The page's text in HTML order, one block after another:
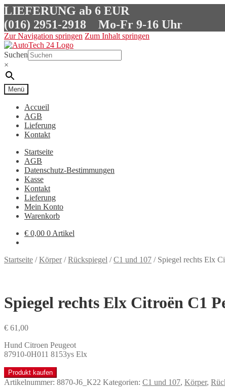
LIEFERUNG ab 6 EUR
(016) 2951-2918 Mo-Fr 9-16 Uhr
Zur Navigation springen Zum Inhalt springen
Suchen
×
Menü
Accueil
AGB
Lieferung
Kontakt
Startseite
AGB
Datenschutz-Bestimmungen
Kasse
Kontakt
Lieferung
Mein Konto
Warenkorb
€ 0,00 0 Artikel
Startseite /Körper/Rückspiegel /C1 und 107 / Spiegel rechts Elx
Spiegel rechts Elx Citroën C1
€ 61,00
Hund Citroen Peugeot
87910-0H011 8153ys Elx
Produkt kaufen
Artikelnummer: 8870-J6_K22 Kategorien: C1 und 107, Körper,